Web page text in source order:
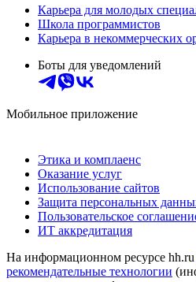
Карьера для молодых
Школа программистов
Карьера в некоммерческих
Боты для уведомлений
Мобильное приложение
Этика и комплаенс
Оказание услуг
Использование сайтов
Защита персональных
Пользовательское
ИТ аккредитация
На информационном ресурсе hh.ru
рекомендательные технологии